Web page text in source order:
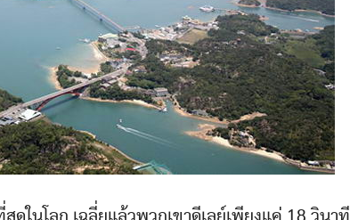
ดในโลก เฉลี่ยแล้วพวกเขาดีเลย์เพียงแค่ 18 วินาที